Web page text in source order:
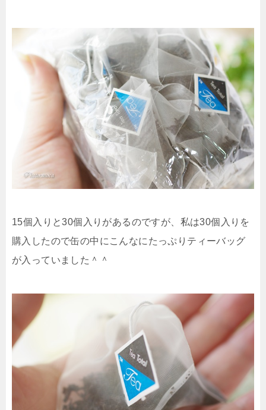
15個入りと30個入りがあるのですが、私は30個入りを
購入したので缶の中にこんなにたっぷりティーバッグ
が入っていました＾＾